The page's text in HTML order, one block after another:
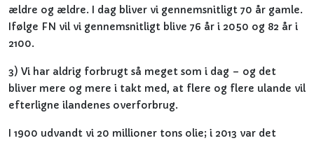
ældre og ældre. I dag bliver vi gennemsnitligt 70 år gamle.
Ifølge FN vil vi gennemsnitligt blive 76 år i 2050 og 82 år i
2100.
3) Vi har aldrig forbrugt så meget som i dag – og det
bliver mere og mere i takt med, at flere og flere ulande vil
efterligne ilandenes overforbrug.
I 1900 udvandt vi 20 millioner tons olie; i 2013 var det